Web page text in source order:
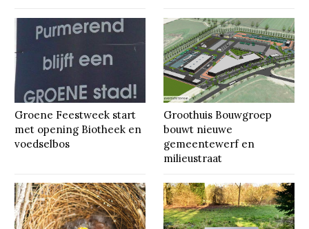
Groene Feestweek start
met opening Biotheek en
voedselbos
Groothuis Bouwgroep
bouwt nieuwe
gemeentewerf en
milieustraat